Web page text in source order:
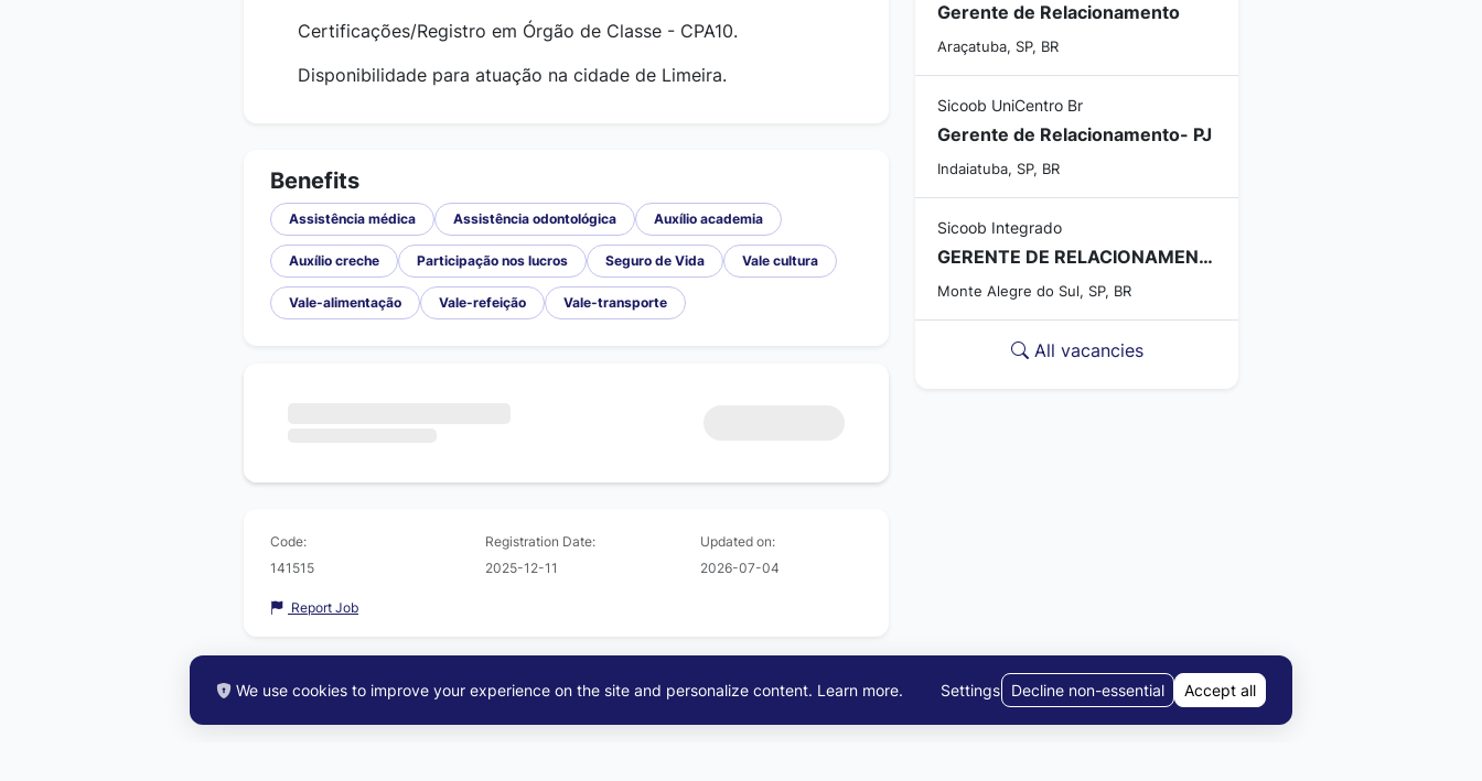
Certificações/Registro em Órgão de Classe - CPA10.
Disponibilidade para atuação na cidade de Limeira.
Benefits
Assistência médica Assistência odontológica Auxílio academia
Auxílio creche Participação nos lucros Seguro de Vida Vale cultura
Vale-alimentação Vale-refeição Vale-transporte
Code:
141515
Registration Date:
2025-12-11
Updated on:
2026-07-04
Report Job
Gerente de Relacionamento
Araçatuba, SP, BR
Sicoob UniCentro Br
Gerente de Relacionamento- PJ
Indaiatuba, SP, BR
Sicoob Integrado
GERENTE DE RELACIONAMENTO - MONTE ALEGRE DO SUL - SP
Monte Alegre do Sul, SP, BR
All vacancies
We use cookies to improve your experience on the site and personalize content. Learn more. Settings Decline non-essential Accept all